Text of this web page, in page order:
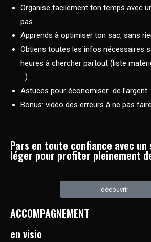
Organise facilement ton temps avec
pas
Apprends à optimiser ton sac, sans
Obtiens toutes les infos nécessaires
heures à chercher partout (liste
…)
Astuces pour économiser de l’argent
Bonus: vidéo des erreurs à ne pas faire
Pars en toute confiance avec un
léger pour profiter pleinement
découvrir
ACCOMPAGNEMENT
en visio